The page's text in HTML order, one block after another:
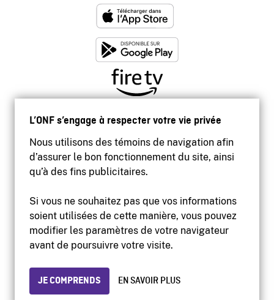
L’ONF s’engage à respecter votre vie privée
Nous utilisons des témoins de navigation afin
d’assurer le bon fonctionnement du site, ainsi
qu’à des fins publicitaires.
Si vous ne souhaitez pas que vos informations
soient utilisées de cette manière, vous pouvez
modifier les paramètres de votre navigateur
avant de poursuivre votre visite.
JE COMPRENDS EN SAVOIR PLUS
Accessibilité
Site institutionnel
Protection des renseignements personnels
© 2026 Office national du film du Canada